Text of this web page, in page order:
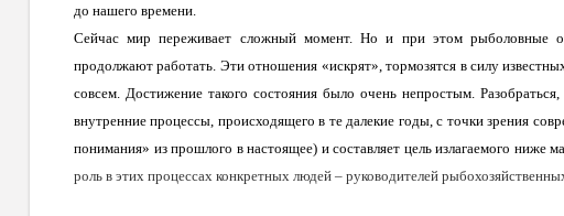
до нашего времени.
Сейчас мир переживает сложный момент. Но и при этом рыболовные
продолжают работать. Эти отношения «искрят», тормозятся в силу
совсем. Достижение такого состояния было очень непростым.
внутренние процессы, происходящего в те далекие годы, с точки зрения
понимания» из прошлого в настоящее) и составляет цель излагаемого ниже
роль в этих процессах конкретных людей – руководителей